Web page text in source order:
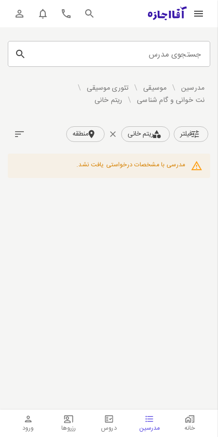
جستجوی مدرس
مدرسین / موسیقی / تئوری موسیقی /
نت خوانی و گام شناسی / ریتم خانی
فیلتر ریتم خانی منطقه
مدرسی با مشخصات درخواستی یافت نشد.
خانه مدرسین دروس رزروها ورود